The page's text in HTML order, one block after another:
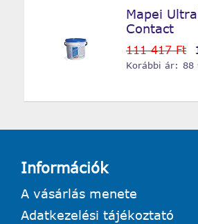
Mapei
Contact
111 417 Ft
Korábbi ár: 88
Információk
A vásárlás menete
Adatkezelési tájékoztató